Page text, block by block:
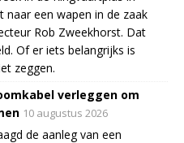
naar een wapen in de zaak
Rob Zweekhorst. Dat
Of er iets belangrijks is
zeggen.
verleggen om
10 augustus 2026
de aanleg van een